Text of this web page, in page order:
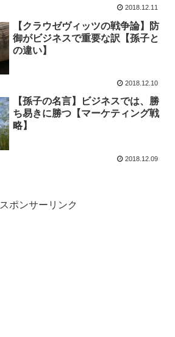
2018.12.11
【クラウゼヴィッツの戦争論】防
御がビジネスで重要な訳【孫子と
の違い】
2018.12.10
【孫子の名言】ビジネスでは、勝
ち易きに勝つ【マーケティング戦
略】
2018.12.09
スポンサーリンク